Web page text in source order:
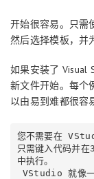
开始很容易。只需
然后选择模板，并
如果安装了 Visual
新文件开始。每个
以由易到难都很容
您不需要在
只需键入代码并
中执行。